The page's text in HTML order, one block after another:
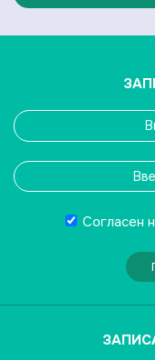
Согласен